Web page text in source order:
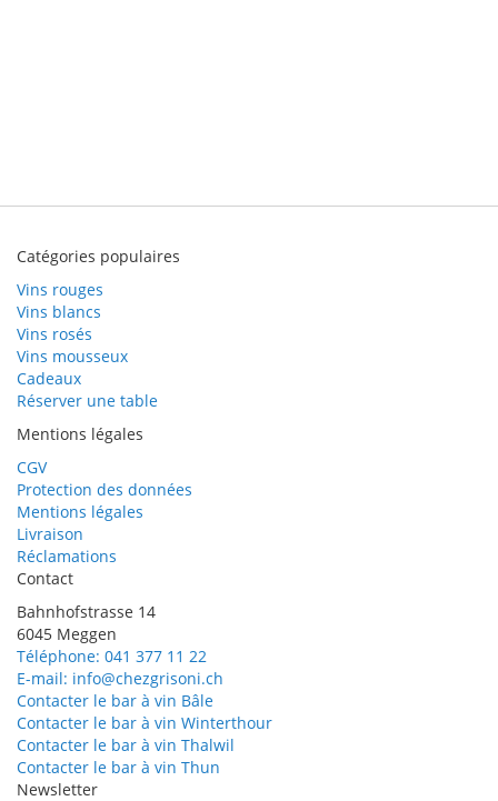
Catégories populaires
Vins rouges
Vins blancs
Vins rosés
Vins mousseux
Cadeaux
Réserver une table
Mentions légales
CGV
Protection des données
Mentions légales
Livraison
Réclamations
Contact
Bahnhofstrasse 14
6045 Meggen
Téléphone: 041 377 11 22
E-mail: info@chezgrisoni.ch
Contacter le bar à vin Bâle
Contacter le bar à vin Winterthour
Contacter le bar à vin Thalwil
Contacter le bar à vin Thun
Newsletter